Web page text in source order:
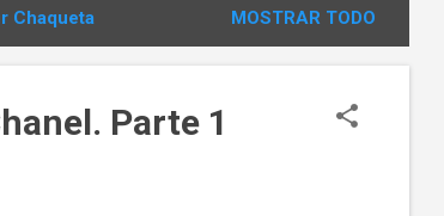
Chaqueta MOSTRAR TODO
Parte 1